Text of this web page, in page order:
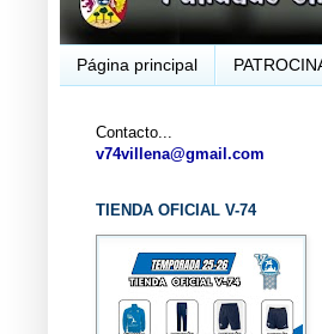
Página principal
Contacto...
v74villena@gmail.com
TIENDA OFICIAL V-74